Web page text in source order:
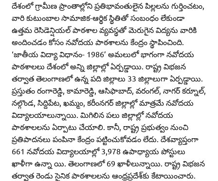
దేశంలో గ్రామీణ ప్రాంతాల్లోని ప్రతిభావంతులైన పిల్లలను గుర్తించటం,
వారి కుటుంబాల సామాజిక-ఆర్థిక స్థితితో సంబంధం లేకుండా
ఉత్తమ రెసిడెన్షియల్‌ పాఠశాల వ్యవస్థతో మెరుగైన విద్యను వారికి
అందించడం కోసం నవోదయ పాఠశాలను కేంద్రం స్థాపించింది.
‘జాతీయ విద్యా విధానం- 1986’ అమలులో భాగంగా నవోదయ
పాఠశాలలు దేశంలో అన్ని జిల్లాల్లో ఏర్పడ్డాయి. రాష్ట్ర విభజన
తర్వాత తెలంగాణలో ఉన్న పది జిల్లాలు 33 జిల్లాలుగా ఏర్పడ్డాయి.
ప్రస్తుతం రంగారెడ్డి, కామారెడ్డి, ఆసిఫాబాద్‌, వరంగల్‌, నాగర్‌ కర్నూల్‌,
నల్గొండ, సిద్దిపేట, ఖమ్మం, కరీంనగర్‌ జిల్లాల్లో మాత్రమే నవోదయ
విద్యాలయాలున్నాయి. మిగిలిన పలు జిల్లాల్లో నవోదయ
పాఠశాలలను ఏర్పాటు చేయాలి. కానీ, రాష్ట్ర ప్రభుత్వం నుంచి
ప్రతిపాదనలు పంపినా కేంద్రం పట్టించుకోవడం లేదు. దేశవ్యాప్తంగా
661 నవోదయ విద్యాలయాల్లో 3,978 ఉపాధ్యాయ పోస్టులు
ఖాళీగా ఉన్నా యి. తెలంగాణలో 69 ఖాళీలున్నాయి. రాష్ట్ర విభజన
తర్వాత రెండు సైనిక పాఠశాలలను ఆంధ్రప్రదేశ్‌కు కేటాయించారు.